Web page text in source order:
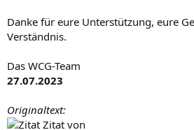
Danke für eure Unterstützung, eure
Verständnis.
Das WCG-Team
27.07.2023
Originaltext:
Zitat von